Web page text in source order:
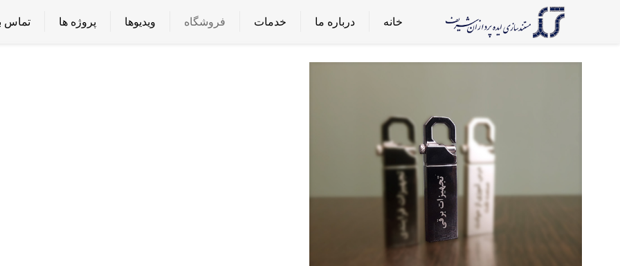
خانه درباره ما خدمات فروشگاه ویدیوها پروژه ها تماس